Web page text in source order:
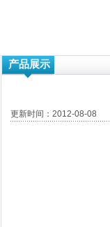
产品展示
更新时间：2012-08-08